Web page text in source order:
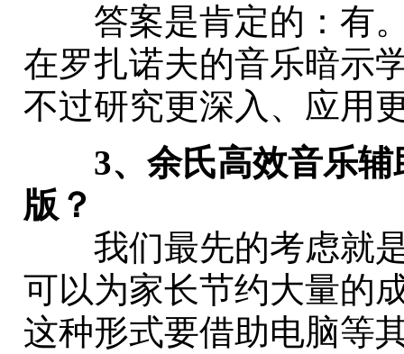
答案是肯定的：有。
在罗扎诺夫的音乐暗示
不过研究更深入、应用
3、余氏高效音乐
版？
我们最先的考虑就是
可以为家长节约大量的
这种形式要借助电脑等